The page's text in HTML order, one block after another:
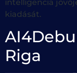
intelligencia
kiadását.
Riga